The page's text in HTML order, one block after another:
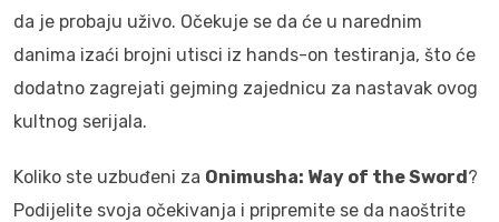
da je probaju uživo. Očekuje se da će u narednim
danima izaći brojni utisci iz hands-on testiranja, što će
dodatno zagrejati gejming zajednicu za nastavak ovog
kultnog serijala.
Koliko ste uzbuđeni za Onimusha: Way of the Sword?
Podijelite svoja očekivanja i pripremite se da naoštrite